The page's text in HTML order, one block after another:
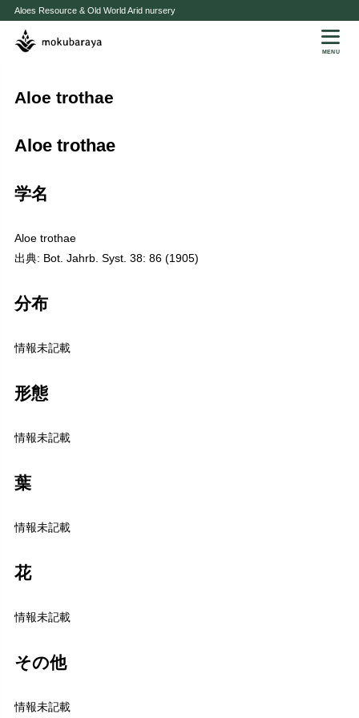
Aloes Resource & Old World Arid nursery
MENU
Aloe trothae
Aloe trothae
学名
Aloe trothae
出典: Bot. Jahrb. Syst. 38: 86 (1905)
分布
情報未記載
形態
情報未記載
葉
情報未記載
花
情報未記載
その他
情報未記載